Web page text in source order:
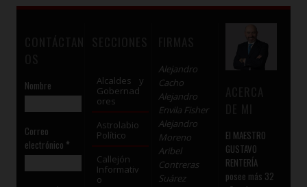
Nombre
Correo
electrónico *
Alcaldes y
Gobernad
ores
Astrolabio
Político
Callejón
Informativ
o
Alejandro
Cacho
Alejandro
Envila Fisher
Alejandro
Moreno
Aribel
Contreras
Suárez
El MAESTRO
GUSTAVO
RENTERÍA
posee más 32